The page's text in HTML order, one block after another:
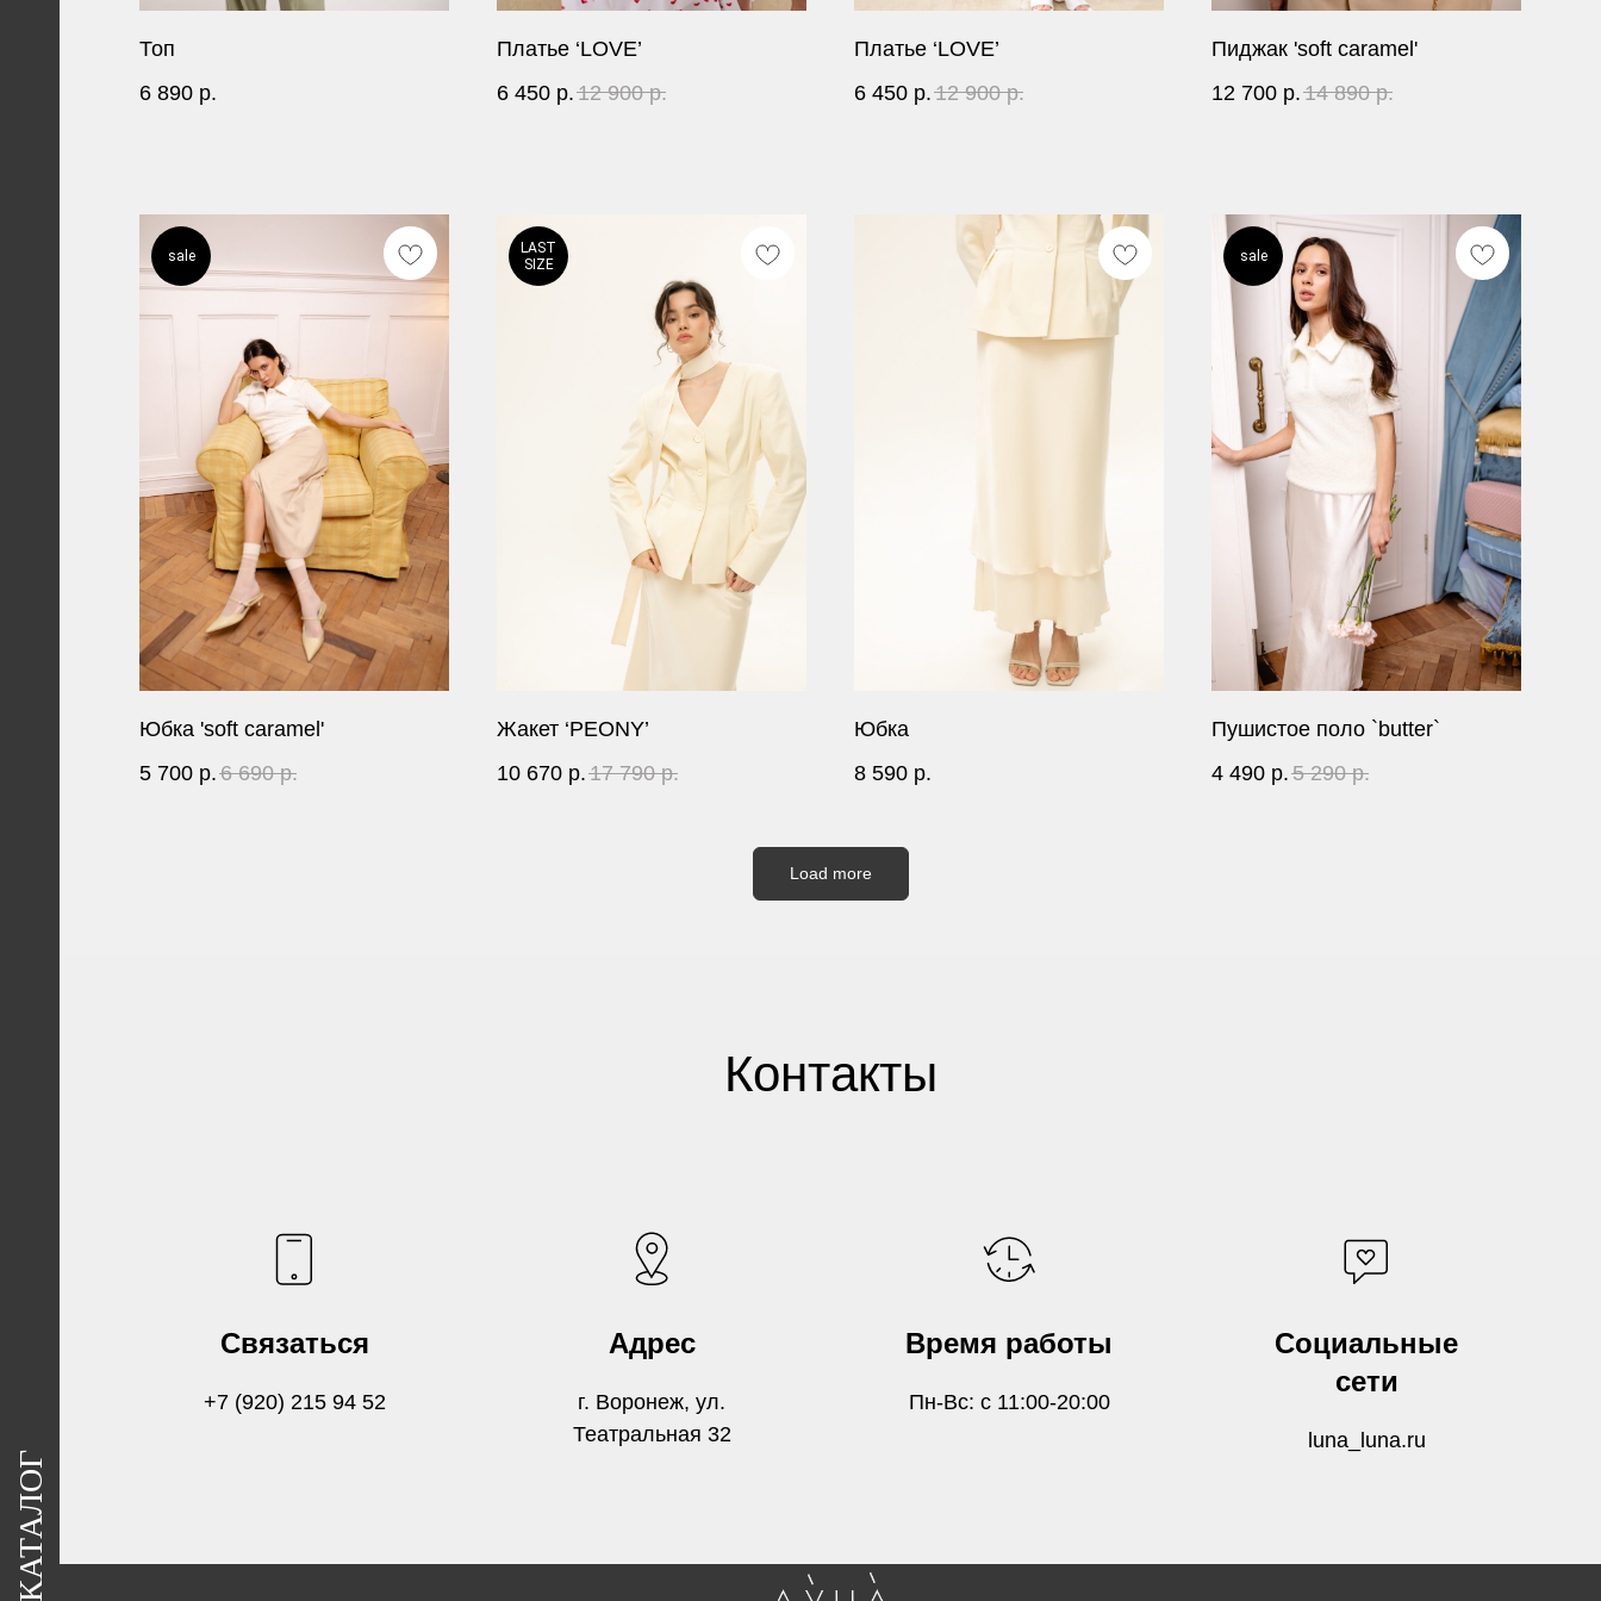
КАТАЛОГ
Топ
6 890 р.
Платье ‘LOVE’
6 450 р. 12 900 р.
Платье ‘LOVE’
6 450 р. 12 900 р.
Пиджак 'soft caramel'
12 700 р. 14 890 р.
sale
Юбка 'soft caramel'
5 700 р. 6 690 р.
LAST
SIZE
Жакет ‘PEONY’
10 670 р. 17 790 р.
Юбка
8 590 р.
sale
Пушистое поло `butter`
4 490 р. 5 290 р.
Load more
Контакты
Связаться
+7 (920) 215 94 52
Адрес
г. Воронеж, ул.
Театральная 32
Время работы
Пн-Вс: с 11:00-20:00
Социальные
сети
luna_luna.ru